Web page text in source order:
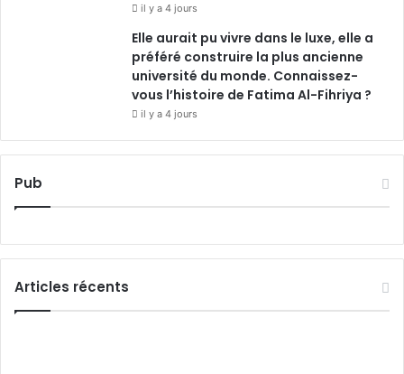
il y a 4 jours
Elle aurait pu vivre dans le luxe, elle a
préféré construire la plus ancienne
université du monde. Connaissez-
vous l’histoire de Fatima Al-Fihriya ?
il y a 4 jours
Pub
Articles récents